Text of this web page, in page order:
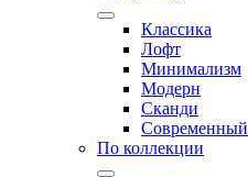
Классика
Лофт
Минимализм
Модерн
Сканди
Современный
По коллекции